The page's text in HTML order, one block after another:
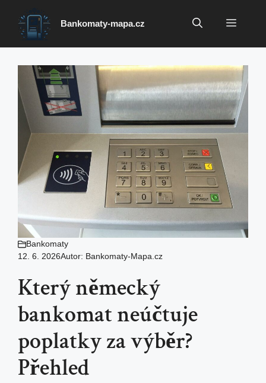
obsah
Bankomaty-mapa.cz Menu
Bankomaty
12. 6. 2026Autor: Bankomaty-Mapa.cz
Který německý
bankomat neúčtuje
poplatky za výběr?
Přehled